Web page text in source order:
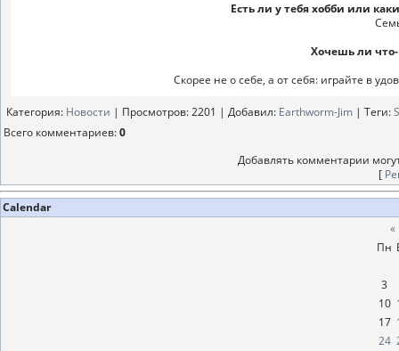
Есть ли у тебя хобби или
Хочешь ли
Скорее не о себе, а от себя: играйте в
Категория: Новости | Просмотров: 2201 | Добавил: Earthworm-Jim | Теги:
Всего комментариев:0
Добавлять комментарии
[
Calendar
«
Пн
3
10
17
24